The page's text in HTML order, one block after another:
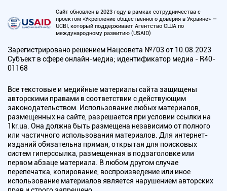
Сайт обновлен в 2023 году в рамках сотрудничества с
проектом «Укрепление общественного доверия в Украине» —
UCBI, который поддерживает Агентство США по
международному развитию (USAID)
Зарегистрировано решением Нацсовета №703 от 10.08.2023
Субъект в сфере онлайн-медиа; идентификатор медиа - R40-
01168
Все текстовые и медийные материалы сайта защищены
авторскими правами в соответствии с действующим
законодательством. Использование любых материалов,
размещенных на сайте, разрешается при условии ссылки на
1kr.ua. Она должна быть размещена независимо от полного
или частичного использования материалов. Для интернет-
изданий обязательна прямая, открытая для поисковых
систем гиперссылка, размещенная в подзаголовке или
первом абзаце материала. В любом другом случае
перепечатка, копирование, воспроизведение или иное
использование материалов является нарушением авторских